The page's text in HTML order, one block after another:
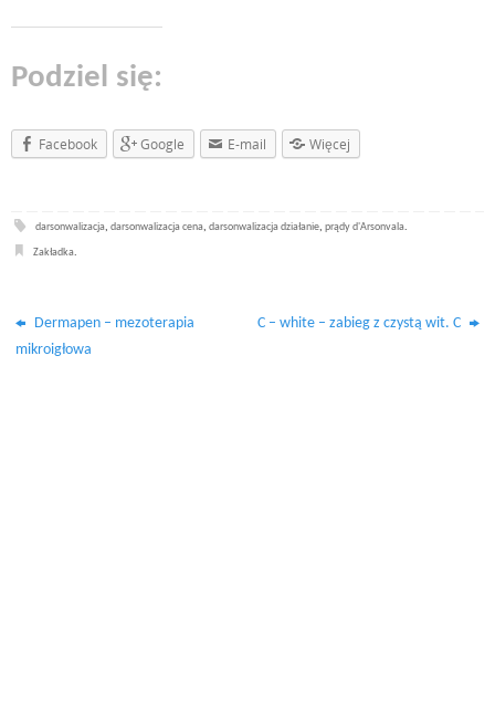
Podziel się:
Facebook Google E-mail Więcej
darsonwalizacja,darsonwalizacja cena,darsonwalizacja działanie,prądy d'Arsonvala.
Zakładka.
Dermapen – mezoterapia
mikroigłowa
C – white – zabieg z czystą wit. C